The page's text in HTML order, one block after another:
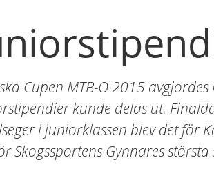
Cupen MTB-O 2015
kunde delas ut.
i juniorklassen blev det för
Skogssportens Gynnares